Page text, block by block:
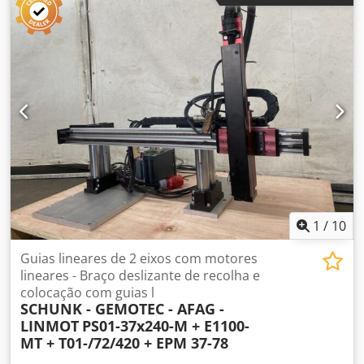
Dimensões: ver desenho da foto.
1 / 10
Guias lineares de 2 eixos com motores
lineares - Braço deslizante de recolha e
colocação com guias l
SCHUNK - GEMOTEC - AFAG -
LINMOT PS01-37x240-M + E1100-
MT + T01-/72/420 + EPM 37-78